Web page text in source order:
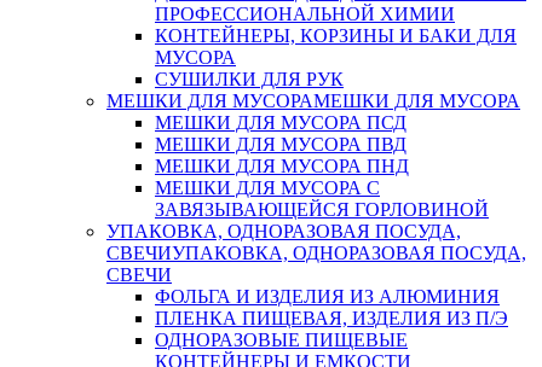
ПРОФЕССИОНАЛЬНОЙ ХИМИИ
КОНТЕЙНЕРЫ, КОРЗИНЫ И БАКИ ДЛЯ
МУСОРА
СУШИЛКИ ДЛЯ РУК
МЕШКИ ДЛЯ МУСОРАМЕШКИ ДЛЯ МУСОРА
МЕШКИ ДЛЯ МУСОРА ПСД
МЕШКИ ДЛЯ МУСОРА ПВД
МЕШКИ ДЛЯ МУСОРА ПНД
МЕШКИ ДЛЯ МУСОРА С
ЗАВЯЗЫВАЮЩЕЙСЯ ГОРЛОВИНОЙ
УПАКОВКА, ОДНОРАЗОВАЯ ПОСУДА,
СВЕЧИУПАКОВКА, ОДНОРАЗОВАЯ ПОСУДА,
СВЕЧИ
ФОЛЬГА И ИЗДЕЛИЯ ИЗ АЛЮМИНИЯ
ПЛЕНКА ПИЩЕВАЯ, ИЗДЕЛИЯ ИЗ П/Э
ОДНОРАЗОВЫЕ ПИЩЕВЫЕ
КОНТЕЙНЕРЫ И ЕМКОСТИ